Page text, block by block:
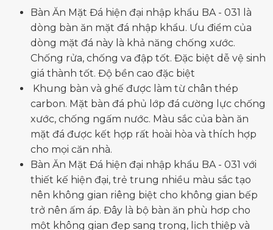
Bàn Ăn Mặt Đá hiện đại nhập khẩu BA - 031 là
dòng bàn ăn mặt đá nhập khẩu. Ưu điểm của
dòng mặt đá này là khả năng chống xước.
Chống rửa, chống va đập tốt. Đặc biệt dễ vệ sinh
giá thành tốt. Độ bền cao đặc biệt
Khung bàn và ghế được làm từ chân thép
carbon. Mặt bàn đá phủ lớp đá cường lực chống
xước, chống ngấm nước. Màu sắc của bàn ăn
mặt đá được kết hợp rất hoài hòa và thích hợp
cho mọi căn nhà.
Bàn Ăn Mặt Đá hiện đại nhập khẩu BA - 031 với
thiết kế hiện đại, trẻ trung nhiều màu sắc tạo
nên không gian riêng biệt cho không gian bếp
trở nên ấm áp. Đây là bộ bàn ăn phù hơp cho
một không gian đẹp sang trọng, lịch thiệp và